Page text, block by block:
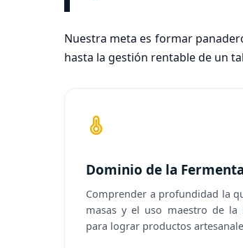
Nuestra meta es formar
hasta la gestión rentable de un
Dominio de la
Comprender a profundidad la
masas y el uso maestro de la
para lograr productos